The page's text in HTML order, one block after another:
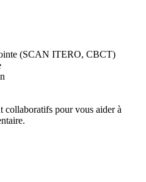
(SCAN ITERO, CBCT)
collaboratifs pour vous aider à